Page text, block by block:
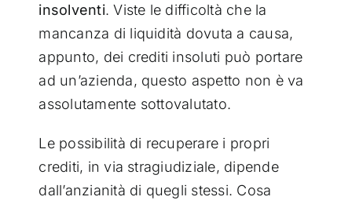
insolventi. Viste le difficoltà che la
mancanza di liquidità dovuta a causa,
appunto, dei crediti insoluti può portare
ad un’azienda, questo aspetto non è va
assolutamente sottovalutato.
Le possibilità di recuperare i propri
crediti, in via stragiudiziale, dipende
dall’anzianità di quegli stessi. Cosa